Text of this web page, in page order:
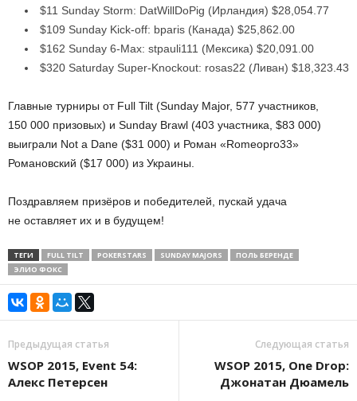
$11 Sunday Storm: DatWillDoPig (Ирландия) $28,054.77
$109 Sunday Kick-off: bparis (Канада) $25,862.00
$162 Sunday 6-Max: stpauli111 (Мексика) $20,091.00
$320 Saturday Super-Knockout: rosas22 (Ливан) $18,323.43
Главные турниры от Full Tilt (Sunday Major, 577 участников,
150 000 призовых) и Sunday Brawl (403 участника, $83 000)
выиграли Not a Dane ($31 000) и Роман «Romeopro33»
Романовский ($17 000) из Украины.
Поздравляем призёров и победителей, пускай удача
не оставляет их и в будущем!
ТЕГИ FULL TILT POKERSTARS SUNDAY MAJORS
ПОЛЬ БЕРЕНДЕ
ЭЛИО ФОКС
Предыдущая статья
WSOP 2015, Event 54:
Алекс Петерсен
Следующая статья
WSOP 2015, One Drop:
Джонатан Дюамель